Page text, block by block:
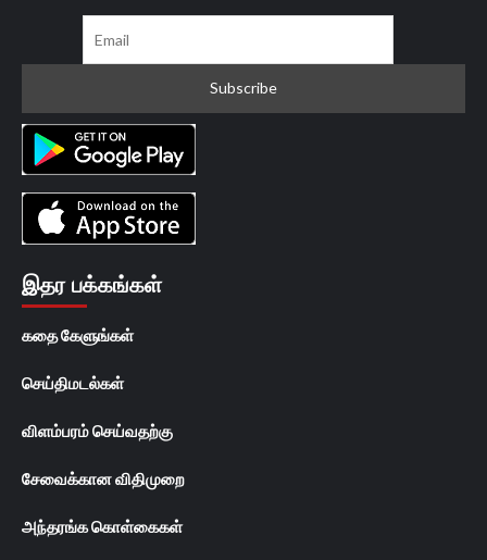
இதர பக்கங்கள்
கதை கேளுங்கள்
செய்திமடல்கள்
விளம்பரம் செய்வதற்கு
சேவைக்கான விதிமுறை
அந்தரங்க கொள்கைகள்